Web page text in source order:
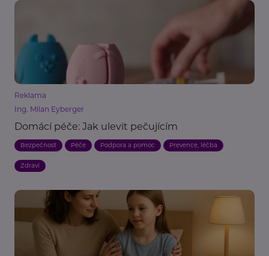
Reklama
Ing. Milan Eyberger
Domácí péče: Jak ulevit pečujícím
Bezpečnost Péče Podpora a pomoc Prevence, léčba
Zdraví